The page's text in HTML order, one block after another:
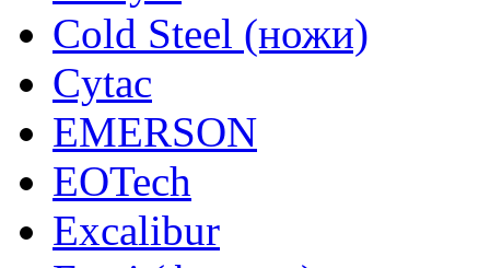
Cold Steel (ножи)
Cytac
EMERSON
EOTech
Excalibur